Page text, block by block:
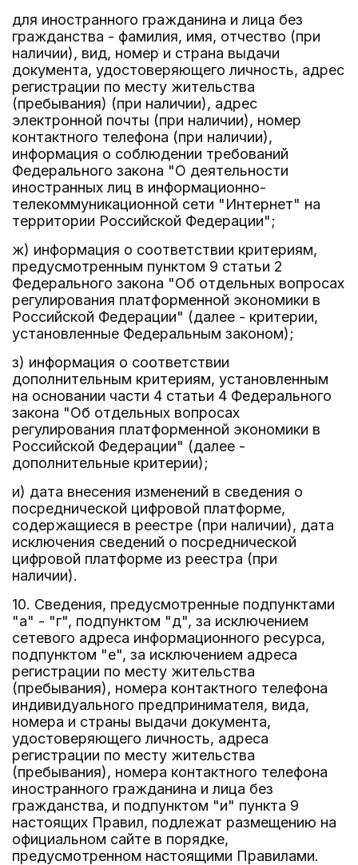
для иностранного гражданина и лица без
гражданства - фамилия, имя, отчество (при
наличии), вид, номер и страна выдачи
документа, удостоверяющего личность, адрес
регистрации по месту жительства
(пребывания) (при наличии), адрес
электронной почты (при наличии), номер
контактного телефона (при наличии),
информация о соблюдении требований
Федерального закона "О деятельности
иностранных лиц в информационно-
телекоммуникационной сети "Интернет" на
территории Российской Федерации";
ж) информация о соответствии критериям,
предусмотренным пунктом 9 статьи 2
Федерального закона "Об отдельных вопросах
регулирования платформенной экономики в
Российской Федерации" (далее - критерии,
установленные Федеральным законом);
з) информация о соответствии
дополнительным критериям, установленным
на основании части 4 статьи 4 Федерального
закона "Об отдельных вопросах
регулирования платформенной экономики в
Российской Федерации" (далее -
дополнительные критерии);
и) дата внесения изменений в сведения о
посреднической цифровой платформе,
содержащиеся в реестре (при наличии), дата
исключения сведений о посреднической
цифровой платформе из реестра (при
наличии).
10. Сведения, предусмотренные подпунктами
"а" - "г", подпунктом "д", за исключением
сетевого адреса информационного ресурса,
подпунктом "е", за исключением адреса
регистрации по месту жительства
(пребывания), номера контактного телефона
индивидуального предпринимателя, вида,
номера и страны выдачи документа,
удостоверяющего личность, адреса
регистрации по месту жительства
(пребывания), номера контактного телефона
иностранного гражданина и лица без
гражданства, и подпунктом "и" пункта 9
настоящих Правил, подлежат размещению на
официальном сайте в порядке,
предусмотренном настоящими Правилами.